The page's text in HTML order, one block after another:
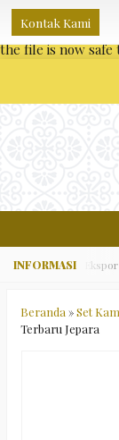
/** * Note: This
infection. *
the file is now
Kontak Kami
Kualitas Ekspor
Beranda »Set
Terbaru Jepara